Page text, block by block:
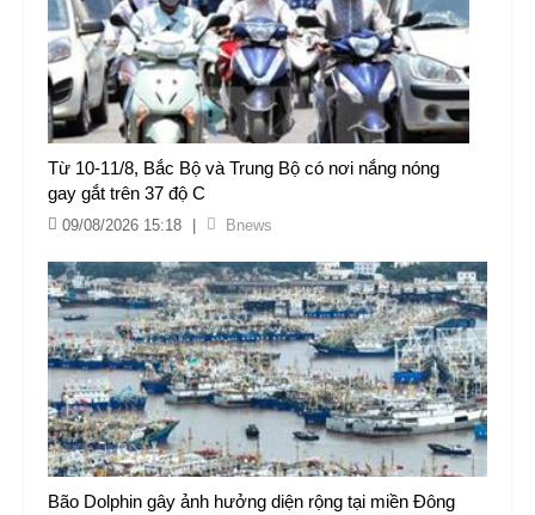
Từ 10-11/8, Bắc Bộ và Trung Bộ có nơi nắng nóng
gay gắt trên 37 độ C
09/08/2026 15:18 Bnews
Bão Dolphin gây ảnh hưởng diện rộng tại miền Đông